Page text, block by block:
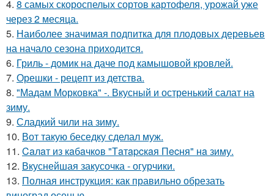
4. 8 самых скороспелых сортов картофеля, урожай уже
через 2 месяца.
5. Наиболее значимая подпитка для плодовых деревьев
на начало сезона приходится.
6. Гриль - домик на даче под камышовой кровлей.
7. Орешки - рецепт из детства.
8. "Мадам Морковка" -. Вкусный и остренький салат на
зиму.
9. Сладкий чили на зиму.
10. Вот такую беседку сделал муж.
11. Caлaт из кaбaчкoв "Тaтapcкaя Пecня" нa зиму.
12. Вкуснейшая закусочка - огурчики.
13. Полная инструкция: как правильно обрезать